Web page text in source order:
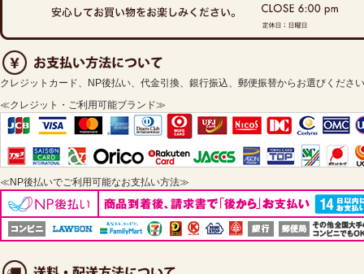
クレジットカード、NP後払い、代金引換、銀行振込、郵便振替からお選びくださ
≪クレジット・ご利用可能ブランド≫
≪NP後払いでご利用可能なお支払い方法≫